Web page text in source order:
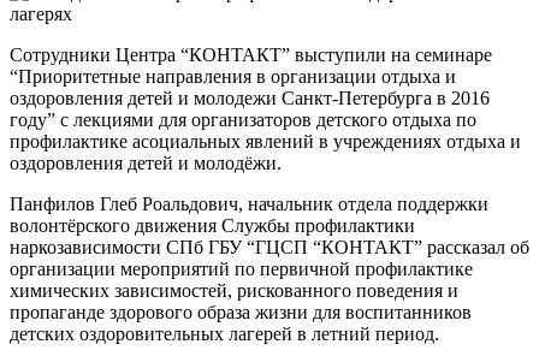
Сотрудники Центра “КОНТАКТ” выступили на семинаре
“Приоритетные направления в организации отдыха и
оздоровления детей и молодежи Санкт-Петербурга в 2016
году” с лекциями для организаторов детского отдыха по
профилактике асоциальных явлений в учреждениях отдыха и
оздоровления детей и молодёжи.
Панфилов Глеб Роальдович, начальник отдела поддержки
волонтёрского движения Службы профилактики
наркозависимости СПб ГБУ “ГЦСП “КОНТАКТ” рассказал об
организации мероприятий по первичной профилактике
химических зависимостей, рискованного поведения и
пропаганде здорового образа жизни для воспитанников
детских оздоровительных лагерей в летний период.